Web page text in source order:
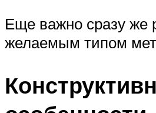
Еще важно сразу же
желаемым типом